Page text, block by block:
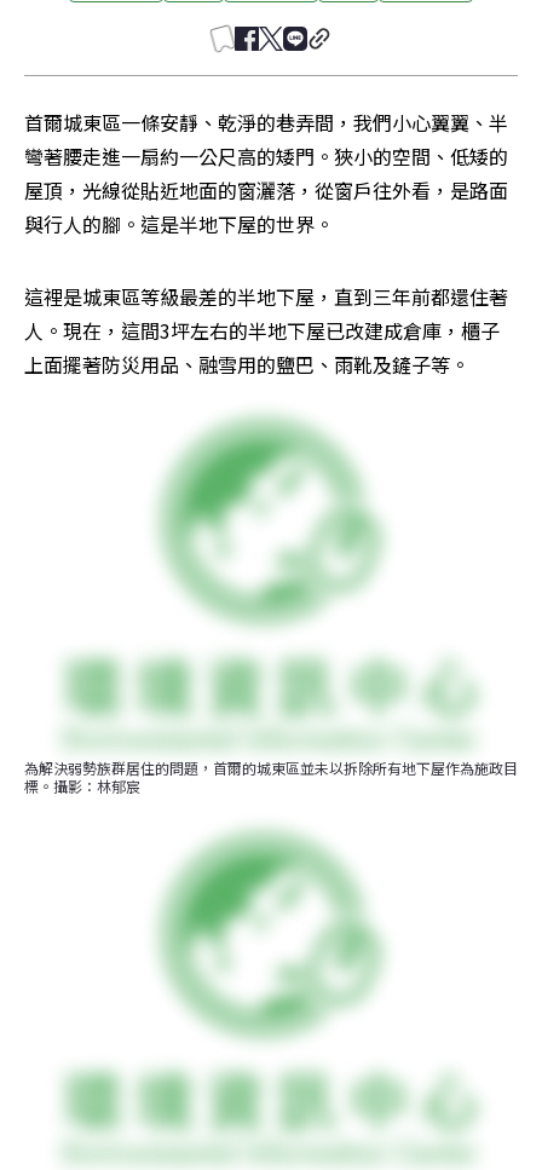
首爾城東區一條安靜、乾淨的巷弄間，我們小心翼翼、半
彎著腰走進一扇約一公尺高的矮門。狹小的空間、低矮的
屋頂，光線從貼近地面的窗灑落，從窗戶往外看，是路面
與行人的腳。這是半地下屋的世界。
這裡是城東區等級最差的半地下屋，直到三年前都還住著
人。現在，這間3坪左右的半地下屋已改建成倉庫，櫃子
上面擺著防災用品、融雪用的鹽巴、雨靴及鏟子等。
為解決弱勢族群居住的問題，首爾的城東區並未以拆除所有地下屋作為施政目
標。攝影：林郁宸